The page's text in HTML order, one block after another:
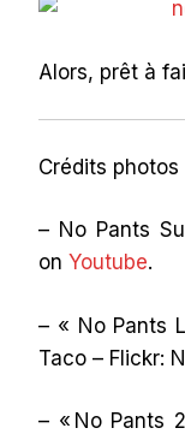
Alors, prêt à
Crédits photos
– No Pants
on Youtube.
– « No Pants
Taco – Flickr:
– « No Pants